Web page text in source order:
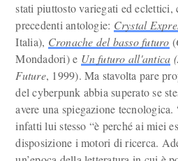
stati piuttosto variegati ed eclettici,
precedenti antologie: Crystal
Italia), Cronache del basso futuro (
Mondadori) e Un futuro all'antica
Future, 1999). Ma stavolta pare
del cyberpunk abbia superato se
avere una spiegazione
infatti lui stesso “è perché ai miei
disposizione i motori di ricerca.